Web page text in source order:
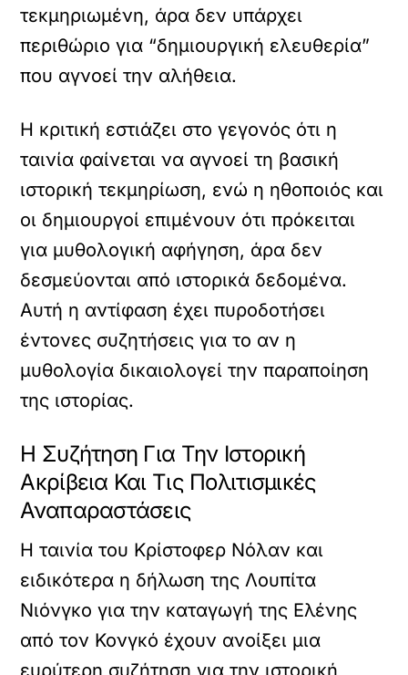
τεκμηριωμένη, άρα δεν υπάρχει
περιθώριο για “δημιουργική ελευθερία”
που αγνοεί την αλήθεια.
Η κριτική εστιάζει στο γεγονός ότι η
ταινία φαίνεται να αγνοεί τη βασική
ιστορική τεκμηρίωση, ενώ η ηθοποιός και
οι δημιουργοί επιμένουν ότι πρόκειται
για μυθολογική αφήγηση, άρα δεν
δεσμεύονται από ιστορικά δεδομένα.
Αυτή η αντίφαση έχει πυροδοτήσει
έντονες συζητήσεις για το αν η
μυθολογία δικαιολογεί την παραποίηση
της ιστορίας.
Η Συζήτηση Για Την Ιστορική
Ακρίβεια Και Τις Πολιτισμικές
Αναπαραστάσεις
Η ταινία του Κρίστοφερ Νόλαν και
ειδικότερα η δήλωση της Λουπίτα
Νιόνγκο για την καταγωγή της Ελένης
από τον Κονγκό έχουν ανοίξει μια
ευρύτερη συζήτηση για την ιστορική